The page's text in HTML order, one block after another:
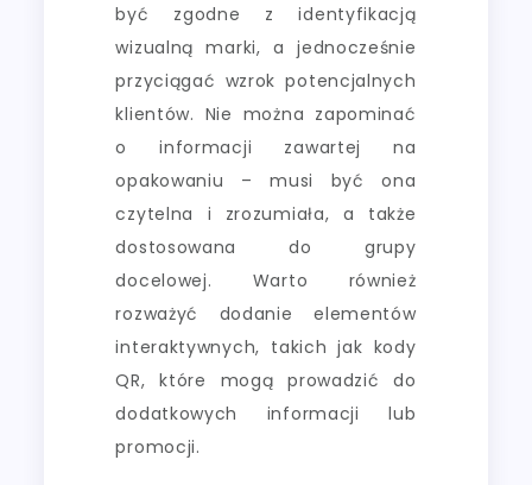
być zgodne z identyfikacją
wizualną marki, a jednocześnie
przyciągać wzrok potencjalnych
klientów. Nie można zapominać
o informacji zawartej na
opakowaniu – musi być ona
czytelna i zrozumiała, a także
dostosowana do grupy
docelowej. Warto również
rozważyć dodanie elementów
interaktywnych, takich jak kody
QR, które mogą prowadzić do
dodatkowych informacji lub
promocji.